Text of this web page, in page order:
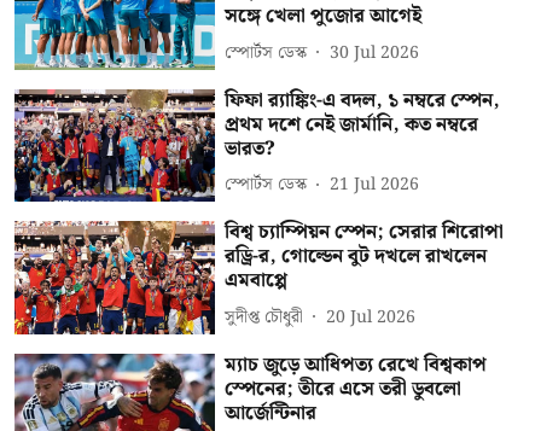
সঙ্গে খেলা পুজোর আগেই
স্পোর্টস ডেস্ক 30 Jul 2026
ফিফা র‍্যাঙ্কিং-এ বদল, ১ নম্বরে স্পেন,
প্রথম দশে নেই জার্মানি, কত নম্বরে
ভারত?
স্পোর্টস ডেস্ক 21 Jul 2026
বিশ্ব চ্যাম্পিয়ন স্পেন; সেরার শিরোপা
রড্রি-র, গোল্ডেন বুট দখলে রাখলেন
এমবাপ্পে
সুদীপ্ত চৌধুরী 20 Jul 2026
ম্যাচ জুড়ে আধিপত্য রেখে বিশ্বকাপ
স্পেনের; তীরে এসে তরী ডুবলো
আর্জেন্টিনার